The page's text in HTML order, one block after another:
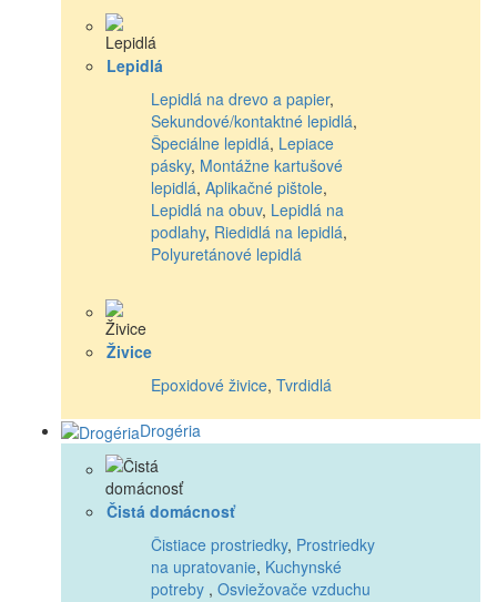
Lepidlá
Lepidlá na drevo a papier,
Sekundové/kontaktné lepidlá,
Špeciálne lepidlá, Lepiace
pásky, Montážne kartušové
lepidlá, Aplikačné pištole,
Lepidlá na obuv, Lepidlá na
podlahy, Riedidlá na lepidlá,
Polyuretánové lepidlá
Živice
Epoxidové živice, Tvrdidlá
Drogéria
Čistá domácnosť
Čistiace prostriedky, Prostriedky
na upratovanie, Kuchynské
potreby , Osviežovače vzduchu